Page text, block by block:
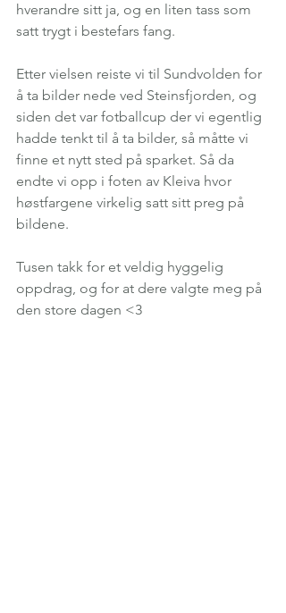
hverandre sitt ja, og en liten tass som
satt trygt i bestefars fang.
Etter vielsen reiste vi til Sundvolden for
å ta bilder nede ved Steinsfjorden, og
siden det var fotballcup der vi egentlig
hadde tenkt til å ta bilder, så måtte vi
finne et nytt sted på sparket. Så da
endte vi opp i foten av Kleiva hvor
høstfargene virkelig satt sitt preg på
bildene.
Tusen takk for et veldig hyggelig
oppdrag, og for at dere valgte meg på
den store dagen <3